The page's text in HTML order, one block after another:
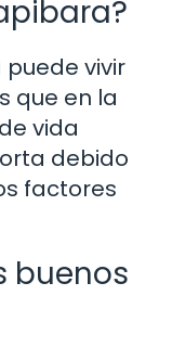
puede vivir
que en la
vida
debido
factores
buenos